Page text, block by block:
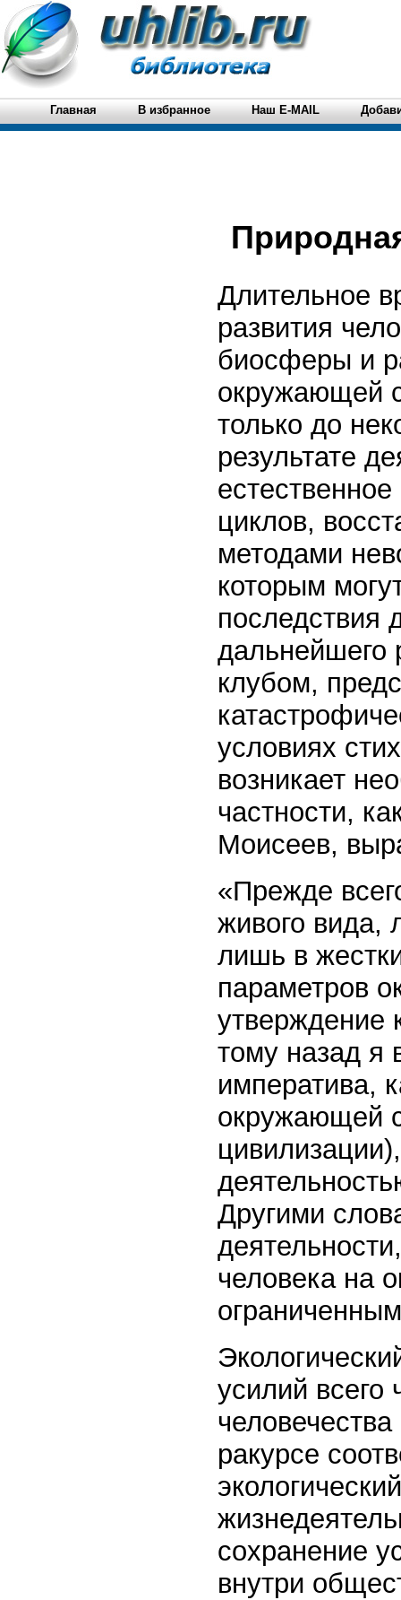
Главная В избранное Наш E-MAIL
Длительное
развития
биосферы и
окружающей
только до
результате
циклов,
методами
которым
последствия
дальнейшего
клубом,
условиях
возникает
частности,
Моисеев,
«Прежде
живого вида,
лишь в
параметров
утверждение
тому назад я
императива,
окружающей
Другими
человека на
усилий всего
ракурсе
сохранение
внутри